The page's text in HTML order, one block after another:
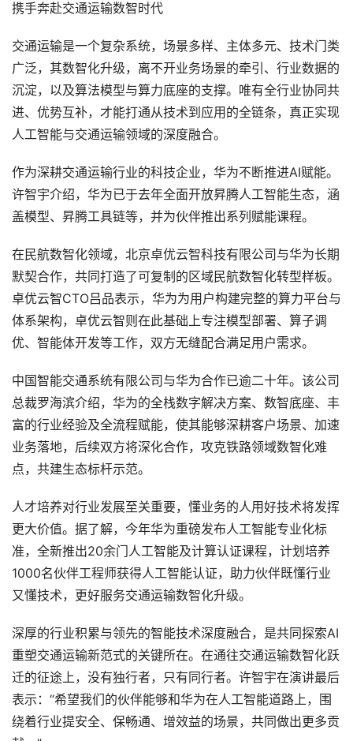
携手奔赴交通运输数智时代
交通运输是一个复杂系统，场景多样、主体多元、技术门类
广泛，其数智化升级，离不开业务场景的牵引、行业数据的
沉淀，以及算法模型与算力底座的支撑。唯有全行业协同共
进、优势互补，才能打通从技术到应用的全链条，真正实现
人工智能与交通运输领域的深度融合。
作为深耕交通运输行业的科技企业，华为不断推进AI赋能。
许智宇介绍，华为已于去年全面开放昇腾人工智能生态，涵
盖模型、昇腾工具链等，并为伙伴推出系列赋能课程。
在民航数智化领域，北京卓优云智科技有限公司与华为长期
默契合作，共同打造了可复制的区域民航数智化转型样板。
卓优云智CTO吕品表示，华为为用户构建完整的算力平台与
体系架构，卓优云智则在此基础上专注模型部署、算子调
优、智能体开发等工作，双方无缝配合满足用户需求。
中国智能交通系统有限公司与华为合作已逾二十年。该公司
总裁罗海滨介绍，华为的全栈数字解决方案、数智底座、丰
富的行业经验及全流程赋能，使其能够深耕客户场景、加速
业务落地，后续双方将深化合作，攻克铁路领域数智化难
点，共建生态标杆示范。
人才培养对行业发展至关重要，懂业务的人用好技术将发挥
更大价值。据了解，今年华为重磅发布人工智能专业化标
准，全新推出20余门人工智能及计算认证课程，计划培养
1000名伙伴工程师获得人工智能认证，助力伙伴既懂行业
又懂技术，更好服务交通运输数智化升级。
深厚的行业积累与领先的智能技术深度融合，是共同探索AI
重塑交通运输新范式的关键所在。在通往交通运输数智化跃
迁的征途上，没有独行者，只有同行者。许智宇在演讲最后
表示：“希望我们的伙伴能够和华为在人工智能道路上，围
绕着行业提安全、保畅通、增效益的场景，共同做出更多贡